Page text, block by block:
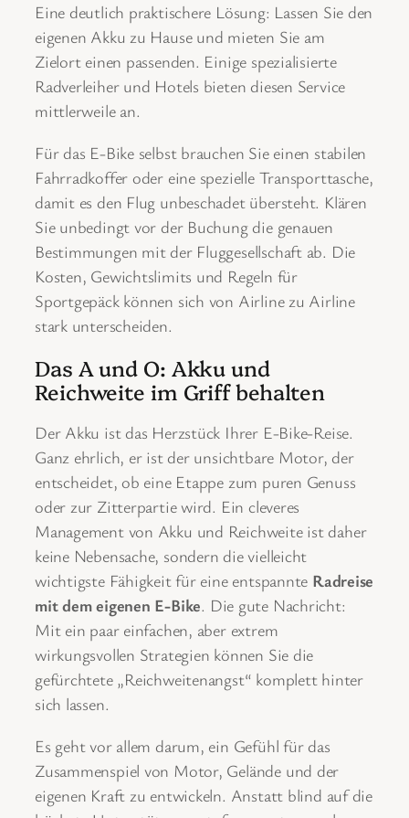
Eine deutlich praktischere Lösung: Lassen Sie den
eigenen Akku zu Hause und mieten Sie am
Zielort einen passenden. Einige spezialisierte
Radverleiher und Hotels bieten diesen Service
mittlerweile an.
Für das E-Bike selbst brauchen Sie einen stabilen
Fahrradkoffer oder eine spezielle Transporttasche,
damit es den Flug unbeschadet übersteht. Klären
Sie unbedingt vor der Buchung die genauen
Bestimmungen mit der Fluggesellschaft ab. Die
Kosten, Gewichtslimits und Regeln für
Sportgepäck können sich von Airline zu Airline
stark unterscheiden.
Das A und O: Akku und
Reichweite im Griff behalten
Der Akku ist das Herzstück Ihrer E-Bike-Reise.
Ganz ehrlich, er ist der unsichtbare Motor, der
entscheidet, ob eine Etappe zum puren Genuss
oder zur Zitterpartie wird. Ein cleveres
Management von Akku und Reichweite ist daher
keine Nebensache, sondern die vielleicht
wichtigste Fähigkeit für eine entspannte Radreise
mit dem eigenen E-Bike. Die gute Nachricht:
Mit ein paar einfachen, aber extrem
wirkungsvollen Strategien können Sie die
gefürchtete „Reichweitenangst“ komplett hinter
sich lassen.
Es geht vor allem darum, ein Gefühl für das
Zusammenspiel von Motor, Gelände und der
eigenen Kraft zu entwickeln. Anstatt blind auf die